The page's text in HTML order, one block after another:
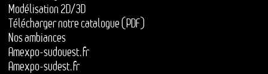
Modélisation 2D/3D
Télécharger notre catalogue (PDF)
Nos ambiances
Amexpo-sudouest.fr
Amexpo-sudest.fr